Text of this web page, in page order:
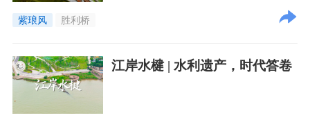
紫琅风 胜利桥
江岸水楗 | 水利遗产，时代答卷